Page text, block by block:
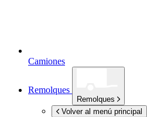
Camiones
Remolques
Remolques
Volver al menú principal